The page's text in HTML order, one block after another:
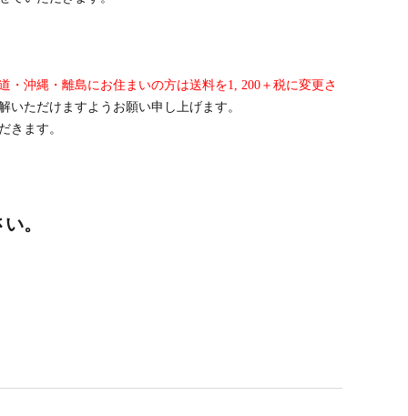
沖縄・離島にお住まいの方は送料を1, 200＋税に変更さ
ただけますようお願い申し上げます。
きます。
。